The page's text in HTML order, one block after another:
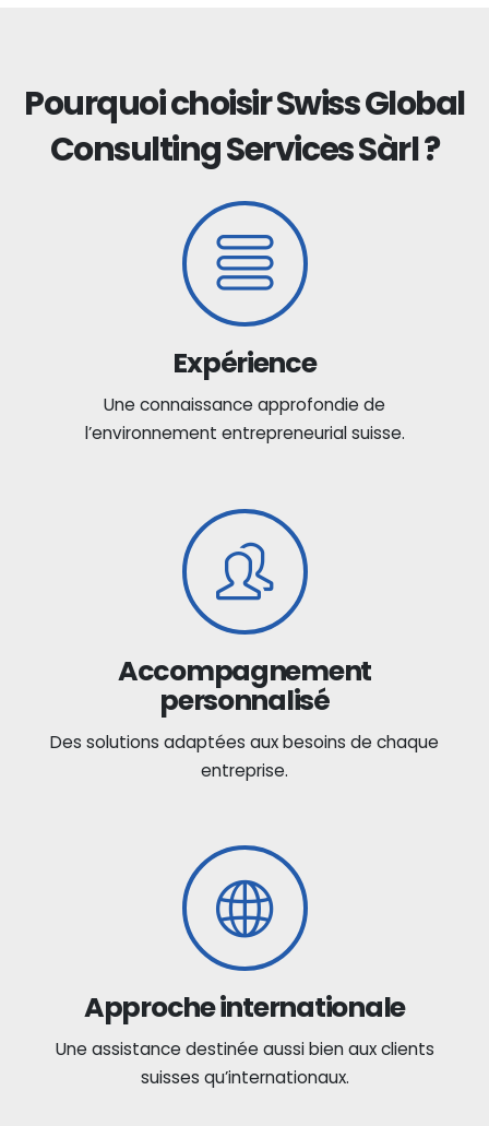
Pourquoi choisir Swiss Global
Consulting Services Sàrl ?
Expérience
Une connaissance approfondie de
l’environnement entrepreneurial suisse.
Accompagnement
personnalisé
Des solutions adaptées aux besoins de chaque
entreprise.
Approche internationale
Une assistance destinée aussi bien aux clients
suisses qu’internationaux.